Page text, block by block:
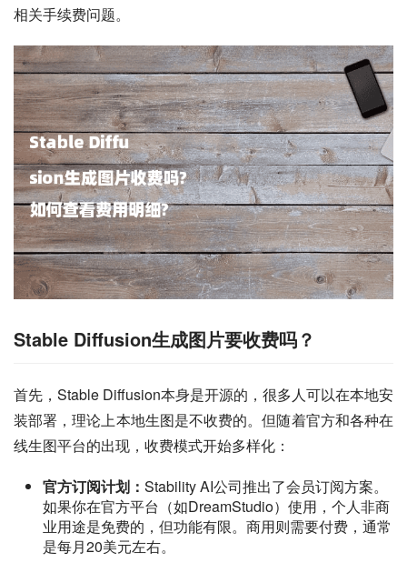
相关手续费问题。
Stable Diffusion生成图片要收费吗？
首先，Stable Diffusion本身是开源的，很多人可以在本地安
装部署，理论上本地生图是不收费的。但随着官方和各种在
线生图平台的出现，收费模式开始多样化：
官方订阅计划： Stability AI公司推出了会员订阅方案。
如果你在官方平台（如DreamStudio）使用，个人非商
业用途是免费的，但功能有限。商用则需要付费，通常
是每月20美元左右。